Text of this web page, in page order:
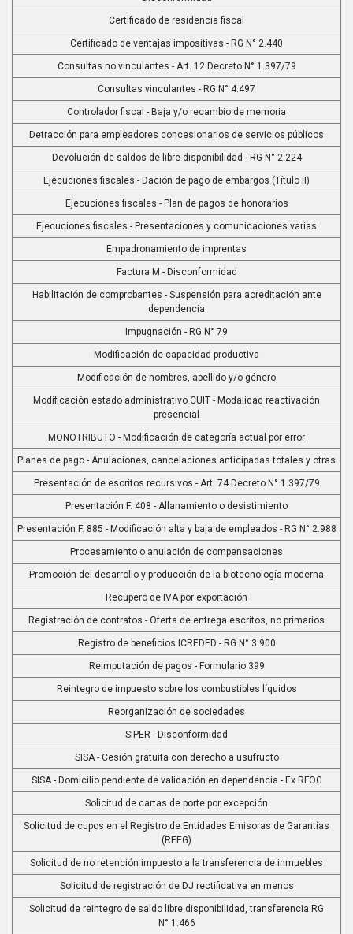
Certificado de residencia fiscal
Certificado de ventajas impositivas - RG N° 2.440
Consultas no vinculantes - Art. 12 Decreto N° 1.397/79
Consultas vinculantes - RG N° 4.497
Controlador fiscal - Baja y/o recambio de memoria
Detracción para empleadores concesionarios de servicios públicos
Devolución de saldos de libre disponibilidad - RG N° 2.224
Ejecuciones fiscales - Dación de pago de embargos (Título II)
Ejecuciones fiscales - Plan de pagos de honorarios
Ejecuciones fiscales - Presentaciones y comunicaciones varias
Empadronamiento de imprentas
Factura M - Disconformidad
Habilitación de comprobantes - Suspensión para acreditación ante
dependencia
Impugnación - RG N° 79
Modificación de capacidad productiva
Modificación de nombres, apellido y/o género
Modificación estado administrativo CUIT - Modalidad reactivación
presencial
MONOTRIBUTO - Modificación de categoría actual por error
Planes de pago - Anulaciones, cancelaciones anticipadas totales y otras
Presentación de escritos recursivos - Art. 74 Decreto N° 1.397/79
Presentación F. 408 - Allanamiento o desistimiento
Presentación F. 885 - Modificación alta y baja de empleados - RG N° 2.988
Procesamiento o anulación de compensaciones
Promoción del desarrollo y producción de la biotecnología moderna
Recupero de IVA por exportación
Registración de contratos - Oferta de entrega escritos, no primarios
Registro de beneficios ICREDED - RG N° 3.900
Reimputación de pagos - Formulario 399
Reintegro de impuesto sobre los combustibles líquidos
Reorganización de sociedades
SIPER - Disconformidad
SISA - Cesión gratuita con derecho a usufructo
SISA - Domicilio pendiente de validación en dependencia - Ex RFOG
Solicitud de cartas de porte por excepción
Solicitud de cupos en el Registro de Entidades Emisoras de Garantías
(REEG)
Solicitud de no retención impuesto a la transferencia de inmuebles
Solicitud de registración de DJ rectificativa en menos
Solicitud de reintegro de saldo libre disponibilidad, transferencia RG
N° 1.466